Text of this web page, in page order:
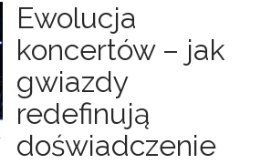
Ewolucja
koncertów – jak
gwiazdy
redefinują
doświadczenie